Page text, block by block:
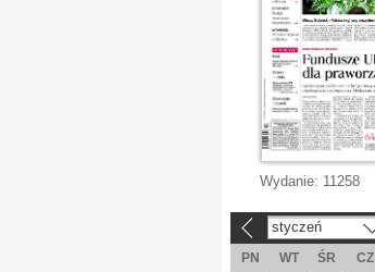
Wydanie: 11258
styczeń
PN WT ŚR CZ